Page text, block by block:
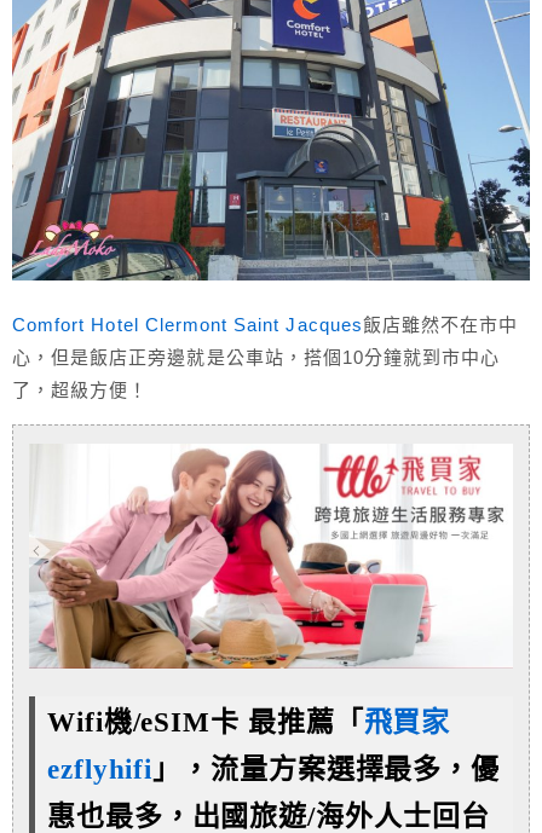
Comfort Hotel Clermont Saint Jacques飯店雖然不在市中
心，但是飯店正旁邊就是公車站，搭個10分鐘就到市中心
了，超級方便！
Wifi機/eSIM卡 最推薦「 飛買家
ezflyhifi 」，流量方案選擇最多，優
惠也最多， 出國旅遊/海外人士回台